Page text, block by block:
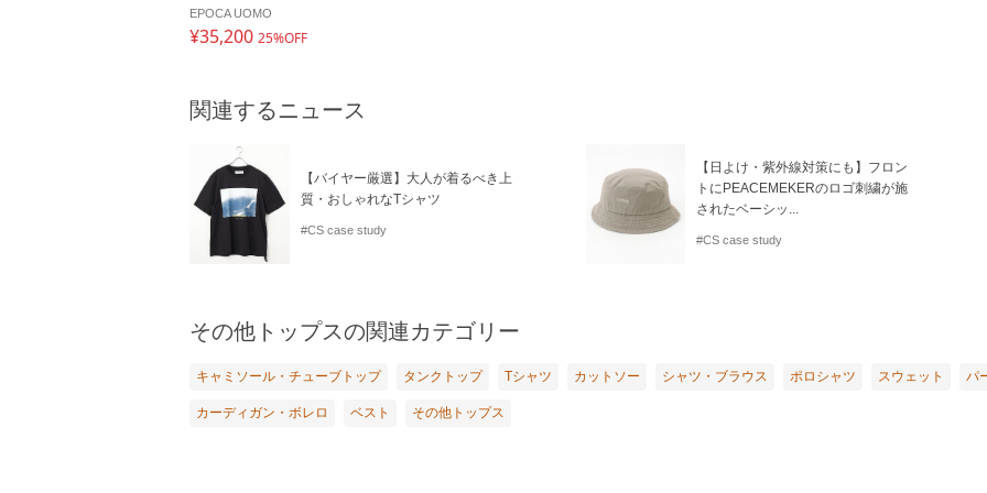
EPOCA UOMO
¥35,200 25%OFF
関連するニュース
【バイヤー厳選】大人が着るべき上
質・おしゃれなTシャツ
#CS case study
【日よけ・紫外線対策にも】フロン
トにPEACEMEKERのロゴ刺繍が施
されたベーシッ...
#CS case study
その他トップスの関連カテゴリー
キャミソール・チューブトップ タンクトップ Tシャツ カットソー シャツ・ブラウス ポロシャツ スウェット パ
カーディガン・ボレロ ベスト その他トップス